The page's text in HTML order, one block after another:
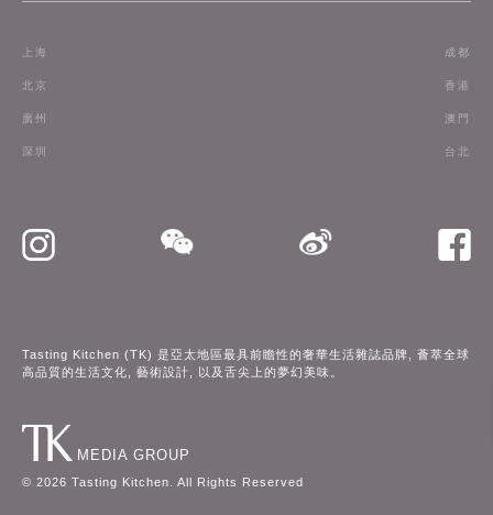
訂閱
上海
北京
廣州
深圳
成都
香港
澳門
台北
Tasting Kitchen (TK) 是亞太地區最具前瞻性的奢華生活雜誌品牌, 薈萃全球
高品質的生活文化, 藝術設計, 以及舌尖上的夢幻美味。
MEDIA GROUP
© 2026 Tasting Kitchen. All Rights Reserved